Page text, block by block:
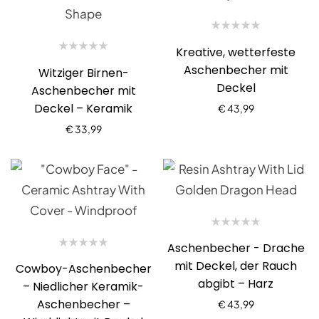
Witziger Birnen-
Aschenbecher mit
Deckel – Keramik
€ 33,99
Kreative, wetterfeste
Aschenbecher mit
Deckel
€43,99
Cowboy-Aschenbecher
– Niedlicher Keramik-
Aschenbecher –
Aschenbecher - Drache
mit Deckel, der Rauch
abgibt – Harz
€43,99